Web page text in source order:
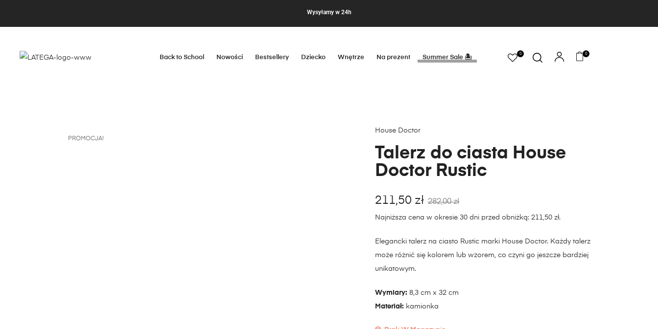
Wysyłamy w 24h
Back to School Nowości Bestsellery Dziecko Wnętrze Na prezent Summer Sale 🏝
0 0
PROMOCJA!
House Doctor
Talerz do ciasta House
Doctor Rustic
282,00zł
211,50 zł
Najniższa cena w okresie 30 dni przed obniżką: 211,50 zł.
Elegancki talerz na ciasto Rustic marki House Doctor. Każdy talerz
może różnić się kolorem lub wzorem, co czyni go jeszcze bardziej
unikatowym.
Wymiary:8,3 cm x 32 cm
Materiał:kamionka